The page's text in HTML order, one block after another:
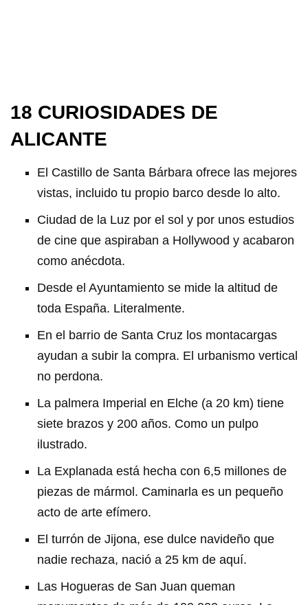
18 CURIOSIDADES DE
ALICANTE
El Castillo de Santa Bárbara ofrece las mejores
vistas, incluido tu propio barco desde lo alto.
Ciudad de la Luz por el sol y por unos estudios
de cine que aspiraban a Hollywood y acabaron
como anécdota.
Desde el Ayuntamiento se mide la altitud de
toda España. Literalmente.
En el barrio de Santa Cruz los montacargas
ayudan a subir la compra. El urbanismo vertical
no perdona.
La palmera Imperial en Elche (a 20 km) tiene
siete brazos y 200 años. Como un pulpo
ilustrado.
La Explanada está hecha con 6,5 millones de
piezas de mármol. Caminarla es un pequeño
acto de arte efímero.
El turrón de Jijona, ese dulce navideño que
nadie rechaza, nació a 25 km de aquí.
Las Hogueras de San Juan queman